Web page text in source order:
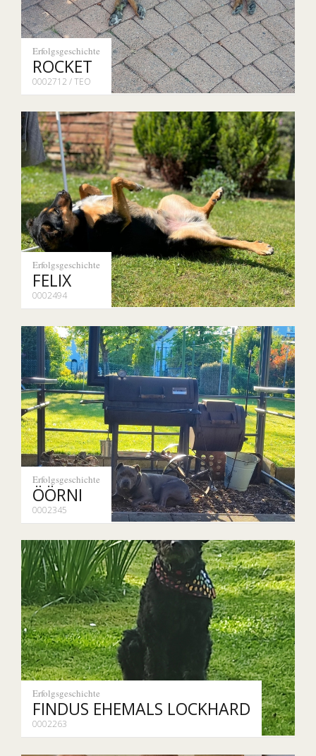
Erfolgsgeschichte
ROCKET
0002712 / TEO
Erfolgsgeschichte
FELIX
0002494
Erfolgsgeschichte
ÖÖRNI
0002345
Erfolgsgeschichte
FINDUS EHEMALS LOCKHARD
0002263